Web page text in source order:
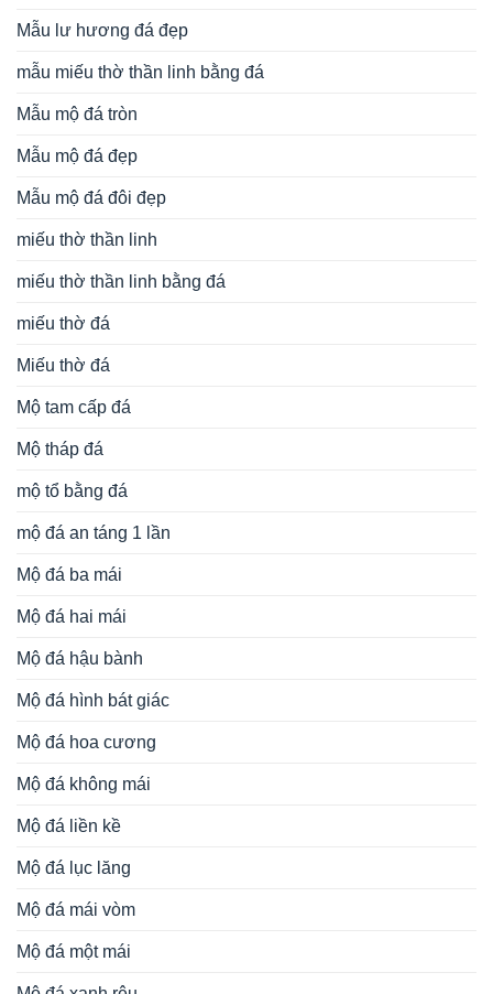
Mẫu lư hương đá đẹp
mẫu miếu thờ thần linh bằng đá
Mẫu mộ đá tròn
Mẫu mộ đá đẹp
Mẫu mộ đá đôi đẹp
miếu thờ thần linh
miếu thờ thần linh bằng đá
miếu thờ đá
Miếu thờ đá
Mộ tam cấp đá
Mộ tháp đá
mộ tổ bằng đá
mộ đá an táng 1 lần
Mộ đá ba mái
Mộ đá hai mái
Mộ đá hậu bành
Mộ đá hình bát giác
Mộ đá hoa cương
Mộ đá không mái
Mộ đá liền kề
Mộ đá lục lăng
Mộ đá mái vòm
Mộ đá một mái